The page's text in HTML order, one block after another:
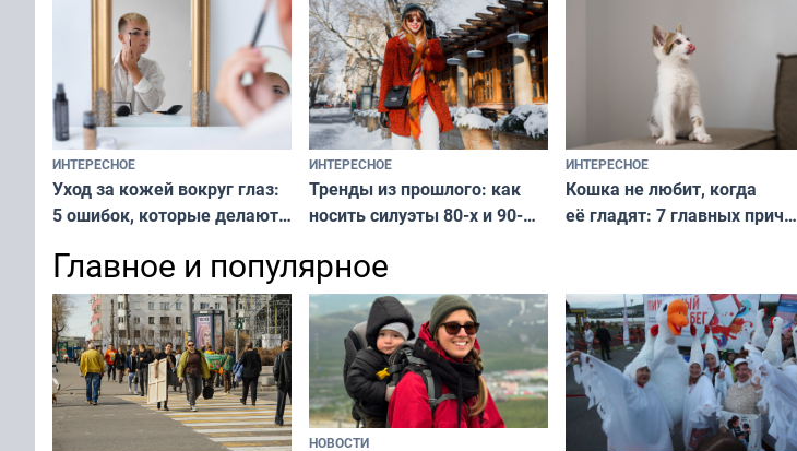
и характером
ИНТЕРЕСНОЕ
Уход за кожей вокруг глаз:
5 ошибок, которые делают
и вернуть свежий взгляд
без дорогих средств
ИНТЕРЕСНОЕ
Тренды из прошлого: как
носить силуэты 80-х и 90-
современно и стильно без
переплат
ИНТЕРЕСНОЕ
Кошка не любит, когда
её гладят: 7 главных причин
независимому питомцу
Главное и популярное
НОВОСТИ